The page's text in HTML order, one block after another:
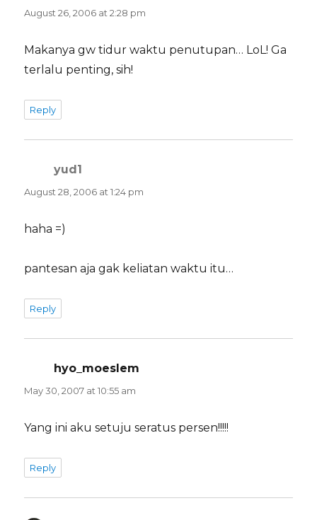
August 26, 2006 at 2:28 pm
Makanya gw tidur waktu penutupan… LoL! Ga
terlalu penting, sih!
Reply
yud1
August 28, 2006 at 1:24 pm
haha =)
pantesan aja gak keliatan waktu itu…
Reply
hyo_moeslem
May 30, 2007 at 10:55 am
Yang ini aku setuju seratus persen!!!!!
Reply